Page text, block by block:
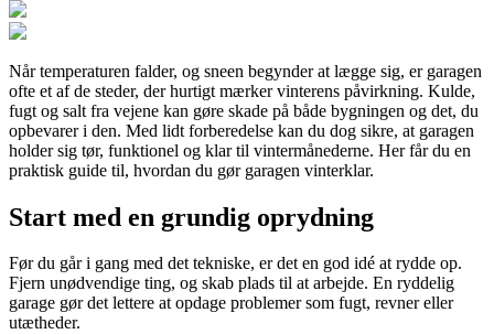
Når temperaturen falder, og sneen begynder at lægge sig, er garagen
ofte et af de steder, der hurtigt mærker vinterens påvirkning. Kulde,
fugt og salt fra vejene kan gøre skade på både bygningen og det, du
opbevarer i den. Med lidt forberedelse kan du dog sikre, at garagen
holder sig tør, funktionel og klar til vintermånederne. Her får du en
praktisk guide til, hvordan du gør garagen vinterklar.
Start med en grundig oprydning
Før du går i gang med det tekniske, er det en god idé at rydde op.
Fjern unødvendige ting, og skab plads til at arbejde. En ryddelig
garage gør det lettere at opdage problemer som fugt, revner eller
utætheder.